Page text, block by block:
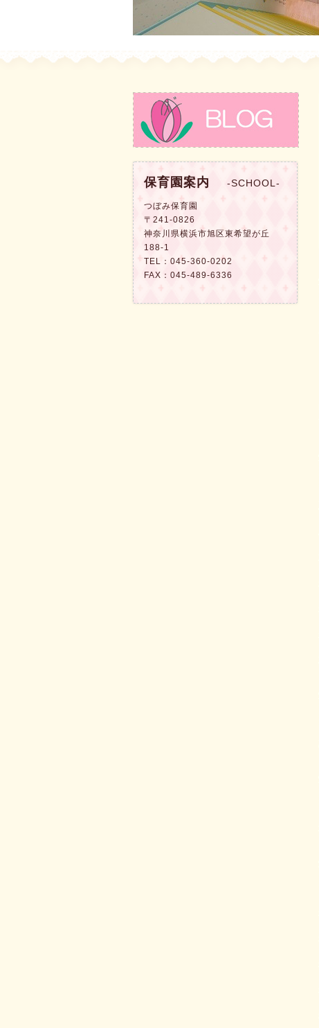
保育園案内 -SCHOOL-
つぼみ保育園
〒241-0826
神奈川県横浜市旭区東希望が丘
188-1
TEL： 045-360-0202
FAX：045-489-6336